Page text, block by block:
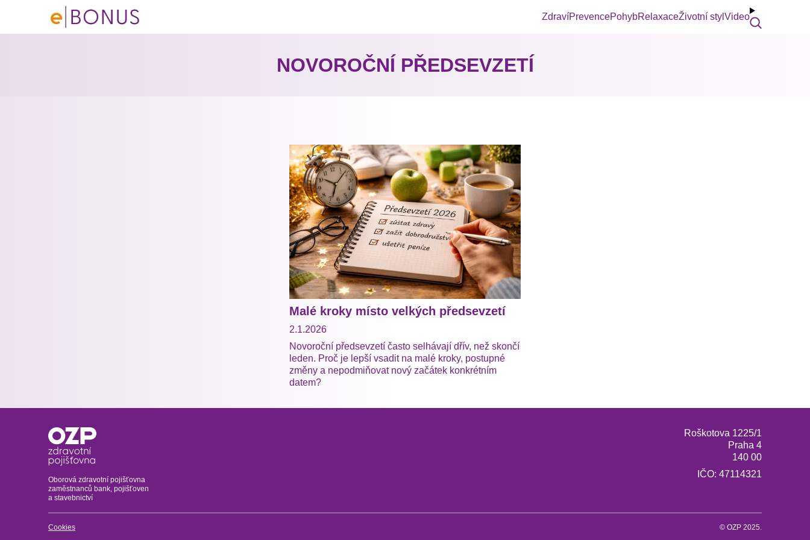
ZdravíPrevencePohybRelaxaceŽivotní styl Video
NOVOROČNÍ PŘEDSEVZETÍ
Malé kroky místo velkých předsevzetí
2.1.2026
Novoroční předsevzetí často selhávají dřív, než skončí
leden. Proč je lepší vsadit na malé kroky, postupné
změny a nepodmiňovat nový začátek konkrétním
datem?
Oborová zdravotní pojišťovna
zaměstnanců bank, pojišťoven
a stavebnictví
Roškotova 1225/1
Praha 4
140 00
IČO: 47114321
Cookies © OZP 2025.